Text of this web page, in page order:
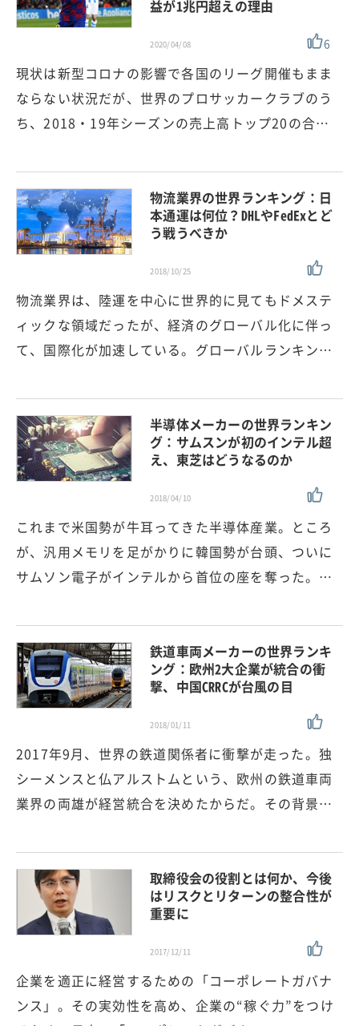
益が1兆円超えの理由
2020/04/08 6
現状は新型コロナの影響で各国のリーグ開催もまま
ならない状況だが、世界のプロサッカークラブのう
ち、2018・19年シーズンの売上高トップ20の合…
物流業界の世界ランキング：日
本通運は何位？DHLやFedExとど
う戦うべきか
2018/10/25
物流業界は、陸運を中心に世界的に見てもドメステ
ィックな領域だったが、経済のグローバル化に伴っ
て、国際化が加速している。グローバルランキン…
半導体メーカーの世界ランキン
グ：サムスンが初のインテル超
え、東芝はどうなるのか
2018/04/10
これまで米国勢が牛耳ってきた半導体産業。ところ
が、汎用メモリを足がかりに韓国勢が台頭、ついに
サムソン電子がインテルから首位の座を奪った。…
鉄道車両メーカーの世界ランキ
ング：欧州2大企業が統合の衝
撃、中国CRRCが台風の目
2018/01/11
2017年9月、世界の鉄道関係者に衝撃が走った。独
シーメンスと仏アルストムという、欧州の鉄道車両
業界の両雄が経営統合を決めたからだ。その背景…
取締役会の役割とは何か、今後
はリスクとリターンの整合性が
重要に
2017/12/11
企業を適正に経営するための「コーポレートガバナ
ンス」。その実効性を高め、企業の“稼ぐ力”をつけ